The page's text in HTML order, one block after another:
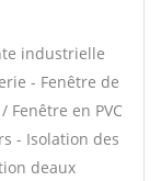
industrielle
- Fenêtre de
en PVC
- Isolation des
deaux